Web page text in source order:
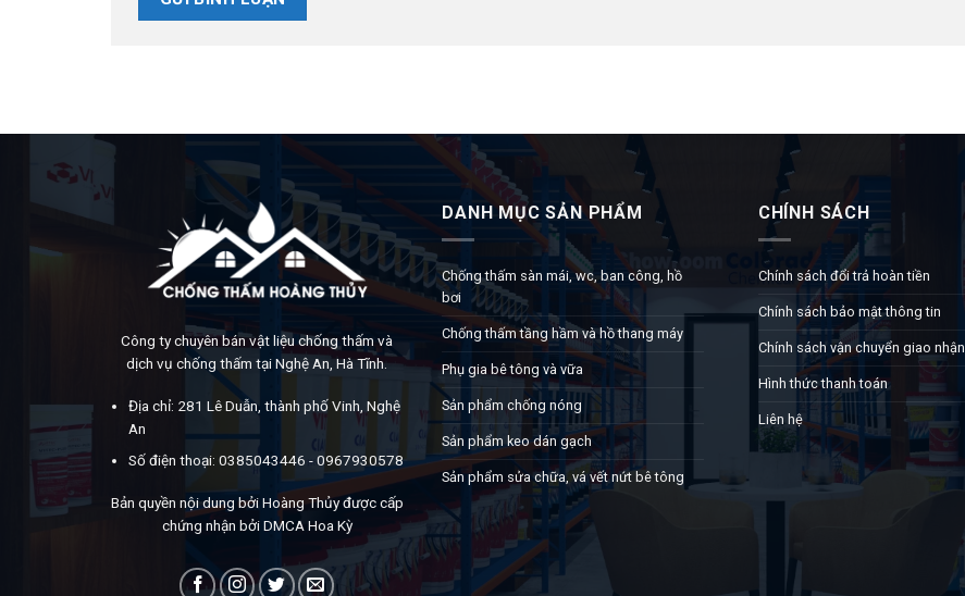
Công ty chuyên bán vật liệu chống thấm và
dịch vụ chống thấm tại Nghệ An, Hà Tĩnh.
Địa chỉ: 281 Lê Duẫn, thành phố Vinh, Nghệ
An
Số điện thoại: 0385043446 - 0967930578
Bản quyền nội dung bởi Hoàng Thủy được cấp
chứng nhận bởi DMCA Hoa Kỳ
DANH MỤC SẢN PHẨM
Chống thấm sàn mái, wc, ban công, hồ
bơi
Chống thấm tầng hầm và hồ thang máy
Phụ gia bê tông và vữa
Sản phẩm chống nóng
Sản phẩm keo dán gạch
Sản phẩm sửa chữa, vá vết nứt bê tông
CHÍNH SÁCH
Chính sách đổi trả hoàn tiền
Chính sách bảo mật thông tin
Chính sách vận chuyển giao nhận
Hình thức thanh toán
Liên hệ